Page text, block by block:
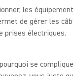
les
de gérer les
prises électriques.
se